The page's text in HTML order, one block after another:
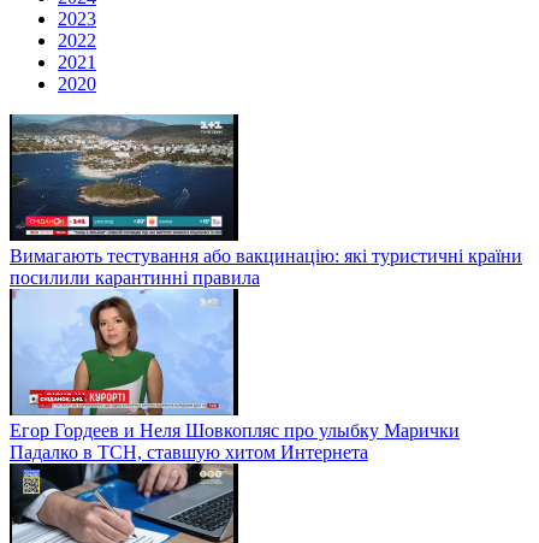
2023
2022
2021
2020
Вимагають тестування або вакцинацію: які туристичні країни
посилили карантинні правила
Егор Гордеев и Неля Шовкопляс про улыбку Марички
Падалко в ТСН, ставшую хитом Интернета